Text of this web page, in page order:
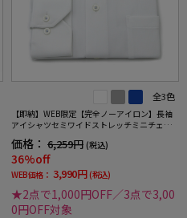
全3色
【即納】WEB限定【完全ノーアイロン】長袖
アイシャツセミワイドストレッチミニチェッ
価格： 6,259円 (税込)
36%off
WEB価格： 3,990円 (税込)
★2点で1,000円OFF／3点で3,00
0円OFF対象